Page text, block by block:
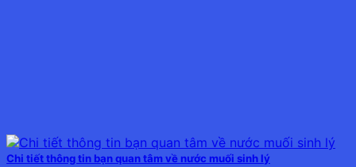
Chi tiết thông tin bạn quan tâm về nước muối sinh lý